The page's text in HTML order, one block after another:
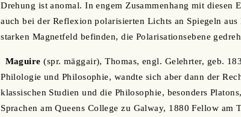
Drehung ist anomal. In engem Zusammenhang mit diesen
auch bei der Reflexion polarisierten Lichts an Spiegeln
starken Magnetfeld befinden, die Polarisationsebene
Maguire (spr. mäggair), Thomas, engl. Gelehrter, geb.
Philologie und Philosophie, wandte sich aber dann der
klassischen Studien und die Philosophie, besonders
Sprachen am Queens College zu Galway, 1880 Fellow